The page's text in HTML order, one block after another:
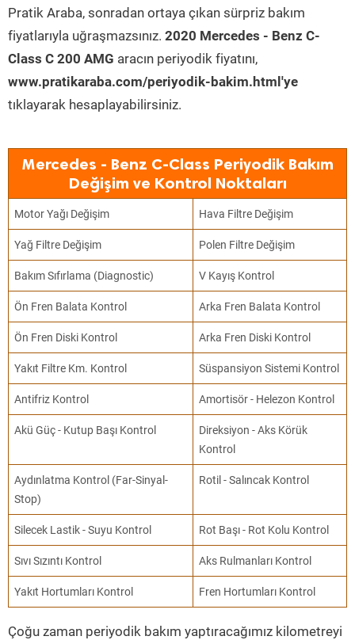
Pratik Araba, sonradan ortaya çıkan sürpriz bakım
fiyatlarıyla uğraşmazsınız. 2020 Mercedes - Benz C-
Class C 200 AMG aracın periyodik fiyatını,
www.pratikaraba.com/periyodik-bakim.html'ye
tıklayarak hesaplayabilirsiniz.
Mercedes - Benz C-Class Periyodik Bakım
Değişim ve Kontrol Noktaları
Motor Yağı Değişim Hava Filtre Değişim
Yağ Filtre Değişim Polen Filtre Değişim
Bakım Sıfırlama (Diagnostic) V Kayış Kontrol
Ön Fren Balata Kontrol Arka Fren Balata Kontrol
Ön Fren Diski Kontrol Arka Fren Diski Kontrol
Yakıt Filtre Km. Kontrol Süspansiyon Sistemi Kontrol
Antifriz Kontrol Amortisör - Helezon Kontrol
Akü Güç - Kutup Başı Kontrol
Direksiyon - Aks Körük
Kontrol
Aydınlatma Kontrol (Far-Sinyal-
Stop)
Rotil - Salıncak Kontrol
Silecek Lastik - Suyu Kontrol Rot Başı - Rot Kolu Kontrol
Sıvı Sızıntı Kontrol Aks Rulmanları Kontrol
Yakıt Hortumları Kontrol Fren Hortumları Kontrol
Çoğu zaman periyodik bakım yaptıracağımız kilometreyi